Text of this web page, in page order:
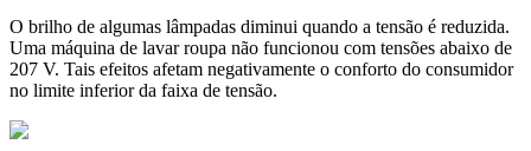
O brilho de algumas lâmpadas diminui quando a tensão é reduzida.
Uma máquina de lavar roupa não funcionou com tensões abaixo de
207 V. Tais efeitos afetam negativamente o conforto do consumidor
no limite inferior da faixa de tensão.